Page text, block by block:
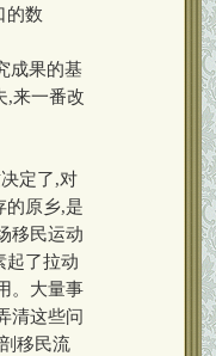
的数
成果的基
,来一番改
定了,对
原乡,是
移民运动
起了拉动
。大量事
清这些问
移民流